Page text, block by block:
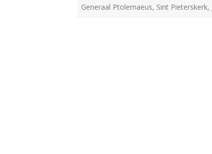
Generaal Ptolemaeus, Sint Pieterskerk,